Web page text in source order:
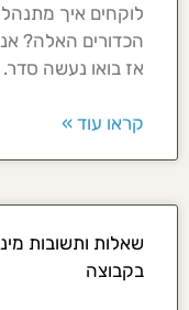
לוקחים איך
הכדורים האלה?
אז בואו נעשה סדר.
קראו עוד »
שאלות ותשובות
בקבוצה